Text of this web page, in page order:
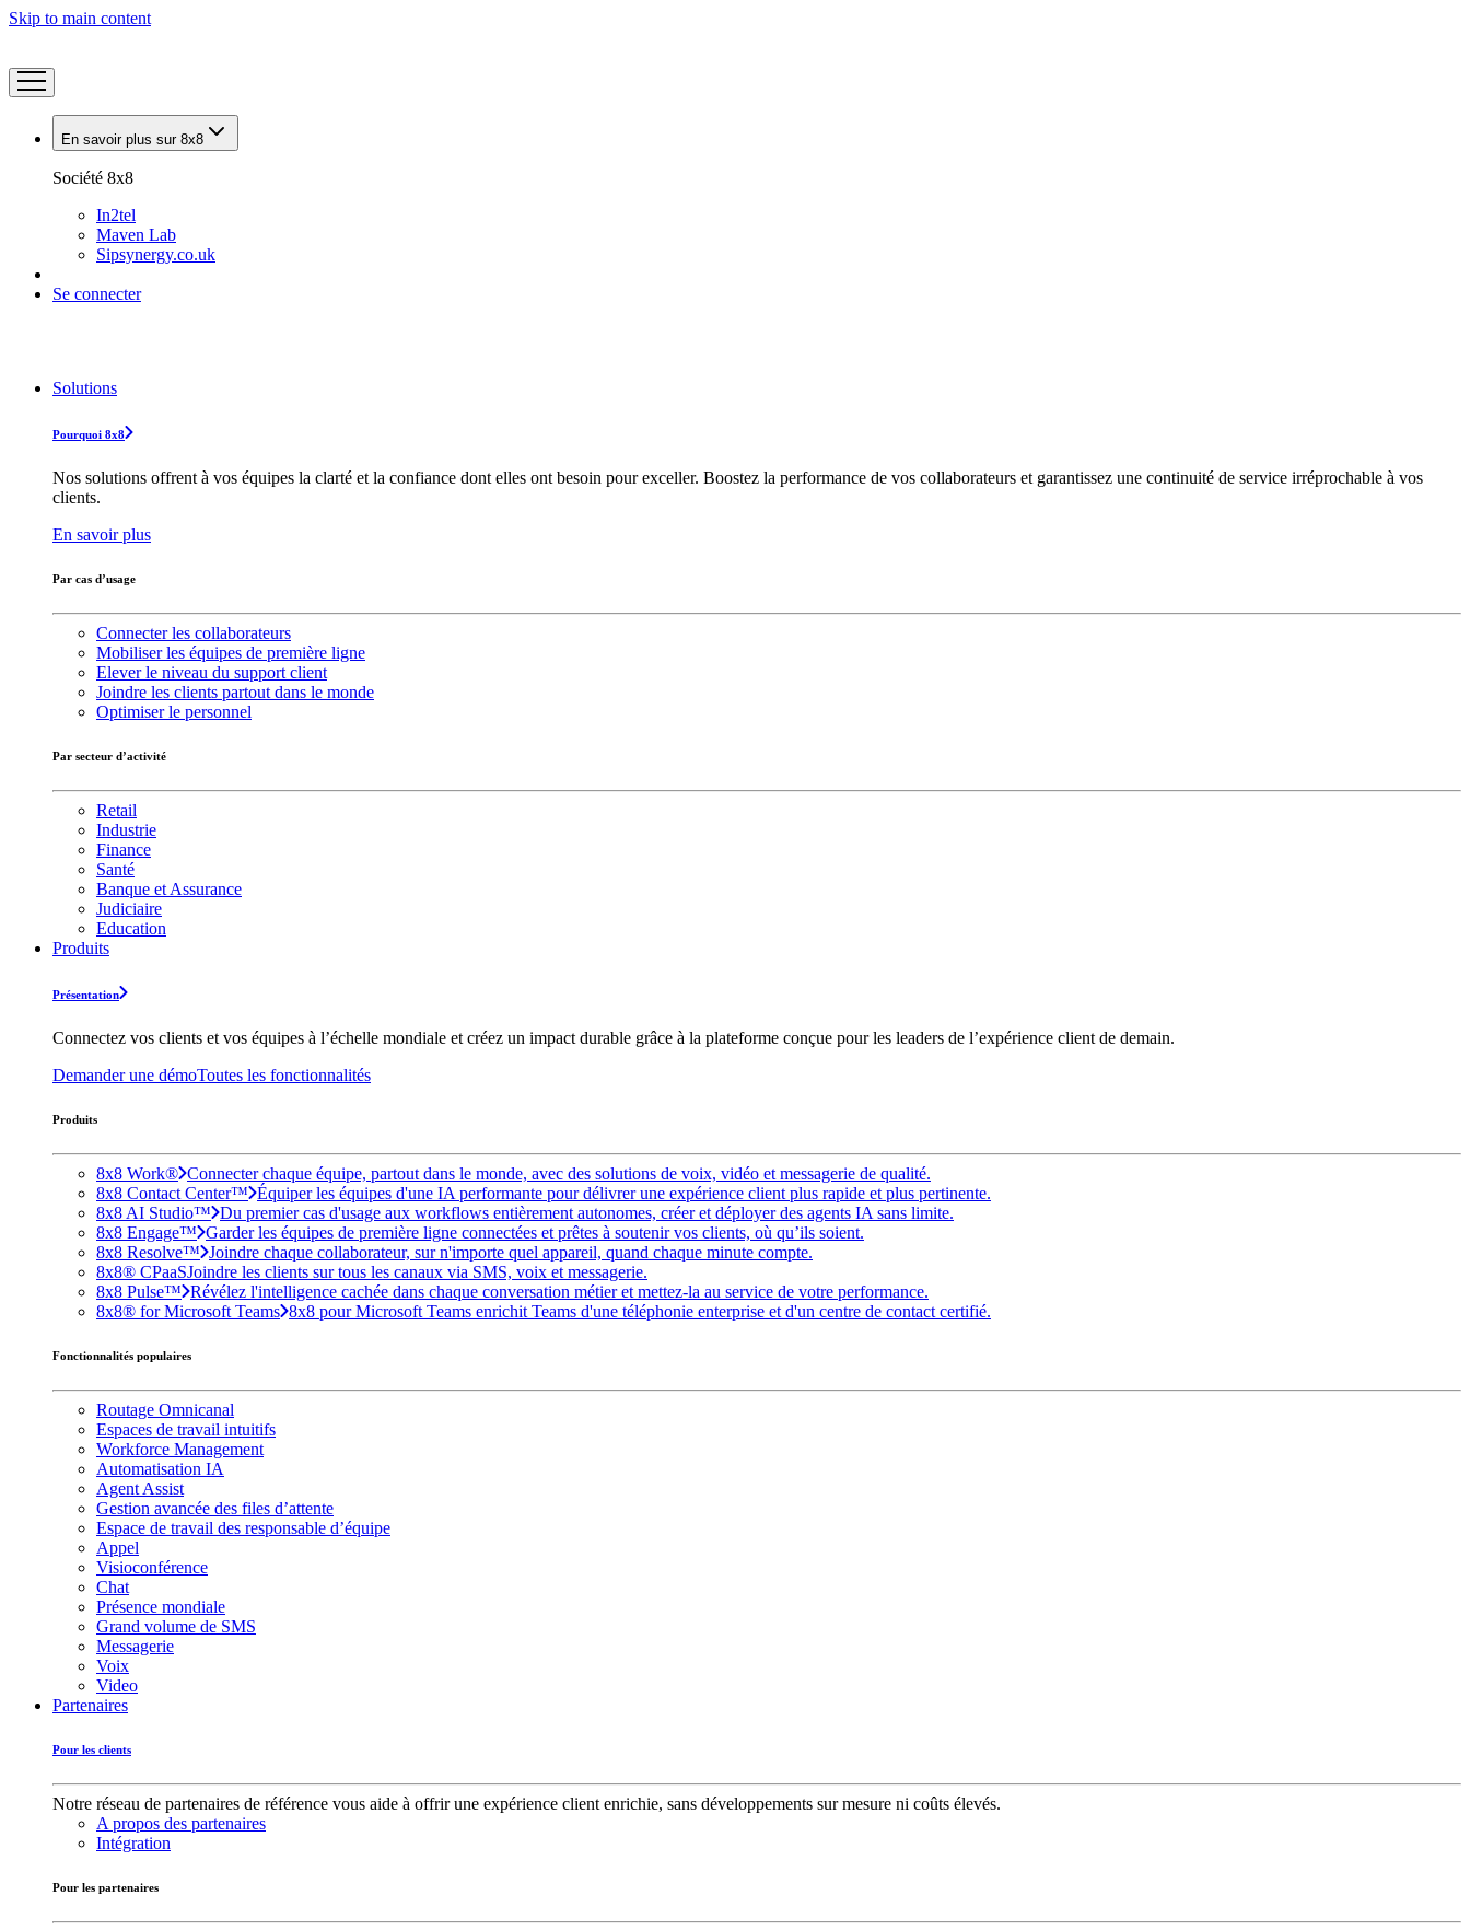
Skip to main content
En savoir plus sur 8x8
Société 8x8
In2tel
Maven Lab
Sipsynergy.co.uk
Se connecter
Solutions
Pourquoi 8x8
Nos solutions offrent à vos équipes la clarté et la confiance dont elles ont besoin pour exceller. Boostez la performance de vos collaborateurs et garantissez une continuité de service irréprochable à vos
clients.
En savoir plus
Par cas d’usage
Connecter les collaborateurs
Mobiliser les équipes de première ligne
Elever le niveau du support client
Joindre les clients partout dans le monde
Optimiser le personnel
Par secteur d’activité
Retail
Industrie
Finance
Santé
Banque et Assurance
Judiciaire
Education
Produits
Présentation
Connectez vos clients et vos équipes à l’échelle mondiale et créez un impact durable grâce à la plateforme conçue pour les leaders de l’expérience client de demain.
Demander une démoToutes les fonctionnalités
Produits
8x8 Work® Connecter chaque équipe, partout dans le monde, avec des solutions de voix, vidéo et messagerie de qualité.
8x8 Contact Center™ Équiper les équipes d'une IA performante pour délivrer une expérience client plus rapide et plus pertinente.
8x8 AI Studio™ Du premier cas d'usage aux workflows entièrement autonomes, créer et déployer des agents IA sans limite.
8x8 Engage™ Garder les équipes de première ligne connectées et prêtes à soutenir vos clients, où qu’ils soient.
8x8 Resolve™ Joindre chaque collaborateur, sur n'importe quel appareil, quand chaque minute compte.
8x8® CPaaSJoindre les clients sur tous les canaux via SMS, voix et messagerie.
8x8 Pulse™ Révélez l'intelligence cachée dans chaque conversation métier et mettez-la au service de votre performance.
8x8® for Microsoft Teams 8x8 pour Microsoft Teams enrichit Teams d'une téléphonie enterprise et d'un centre de contact certifié.
Fonctionnalités populaires
Routage Omnicanal
Espaces de travail intuitifs
Workforce Management
Automatisation IA
Agent Assist
Gestion avancée des files d’attente
Espace de travail des responsable d’équipe
Appel
Visioconférence
Chat
Présence mondiale
Grand volume de SMS
Messagerie
Voix
Video
Partenaires
Pour les clients
Notre réseau de partenaires de référence vous aide à offrir une expérience client enrichie, sans développements sur mesure ni coûts élevés.
A propos des partenaires
Intégration
Pour les partenaires